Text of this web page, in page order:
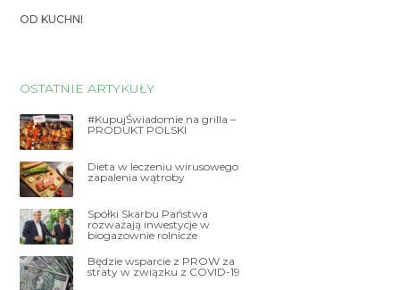
OD KUCHNI
OSTATNIE ARTYKUŁY
#KupujŚwiadomie na grilla –
PRODUKT POLSKI
Dieta w leczeniu wirusowego
zapalenia wątroby
Spółki Skarbu Państwa
rozważają inwestycje w
biogazownie rolnicze
Będzie wsparcie z PROW za
straty w związku z COVID-19